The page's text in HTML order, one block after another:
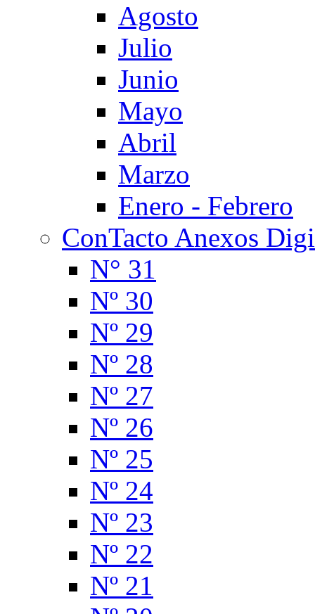
Agosto
Julio
Junio
Mayo
Abril
Marzo
Enero - Febrero
ConTacto Anexos
N° 31
Nº 30
Nº 29
Nº 28
Nº 27
Nº 26
Nº 25
Nº 24
Nº 23
Nº 22
Nº 21